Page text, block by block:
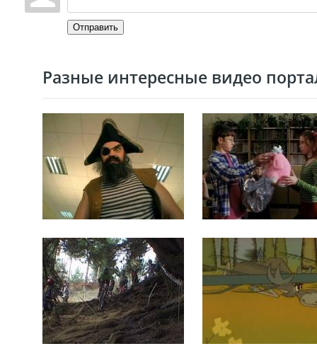
Отправить
Разные интересные видео